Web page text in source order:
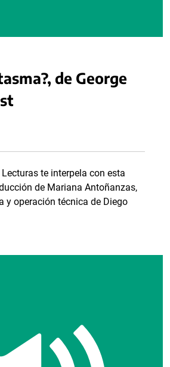
de George
te interpela con esta
de Mariana Antoñanzas,
y operación técnica de Diego